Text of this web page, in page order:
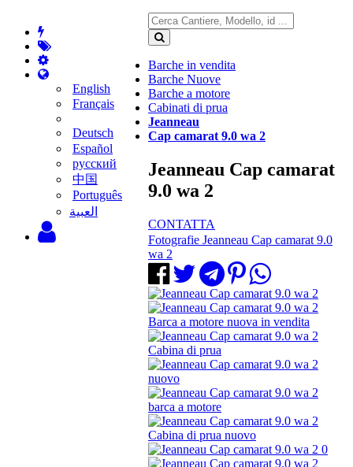
English
Français
Deutsch
Español
русский
中国
Português
‫العبية
Barche in vendita
Barche Nuove
Barche a motore
Cabinati di prua
Jeanneau
Cap camarat 9.0 wa 2
Jeanneau Cap camarat
9.0 wa 2
CONTATTA
Fotografie Jeanneau Cap camarat 9.0
wa 2